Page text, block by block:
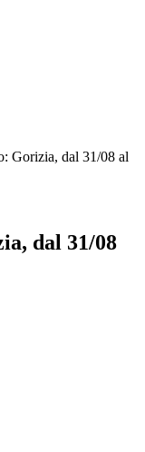
Gorizia, dal 31/08 al
dal 31/08